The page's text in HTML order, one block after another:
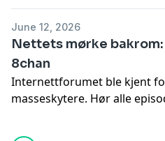
June 12, 2026
Nettets mørke
8chan
Internettforumet ble kjent
masseskytere. Hør alle